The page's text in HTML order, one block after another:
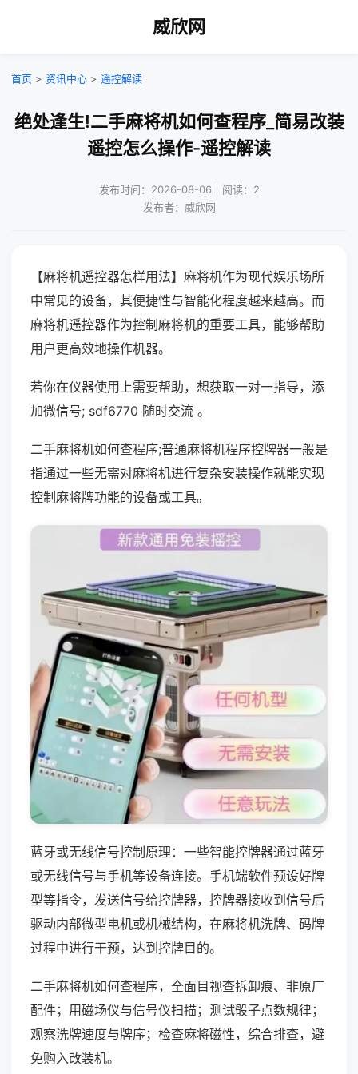
威欣网
首页 > 资讯中心 > 遥控解读
绝处逢生!二手麻将机如何查程序_简易改装
遥控怎么操作-遥控解读
发布时间：2026-08-06｜阅读：2
发布者：威欣网
【麻将机遥控器怎样用法】麻将机作为现代娱乐场所
中常见的设备，其便捷性与智能化程度越来越高。而
麻将机遥控器作为控制麻将机的重要工具，能够帮助
用户更高效地操作机器。
若你在仪器使用上需要帮助，想获取一对一指导，添
加微信号; sdf6770 随时交流 。
二手麻将机如何查程序;普通麻将机程序控牌器一般是
指通过一些无需对麻将机进行复杂安装操作就能实现
控制麻将牌功能的设备或工具。
蓝牙或无线信号控制原理：一些智能控牌器通过蓝牙
或无线信号与手机等设备连接。手机端软件预设好牌
型等指令，发送信号给控牌器，控牌器接收到信号后
驱动内部微型电机或机械结构，在麻将机洗牌、码牌
过程中进行干预，达到控牌目的。
二手麻将机如何查程序，全面目视查拆卸痕、非原厂
配件；用磁场仪与信号仪扫描；测试骰子点数规律；
观察洗牌速度与牌序；检查麻将磁性，综合排查，避
免购入改装机。